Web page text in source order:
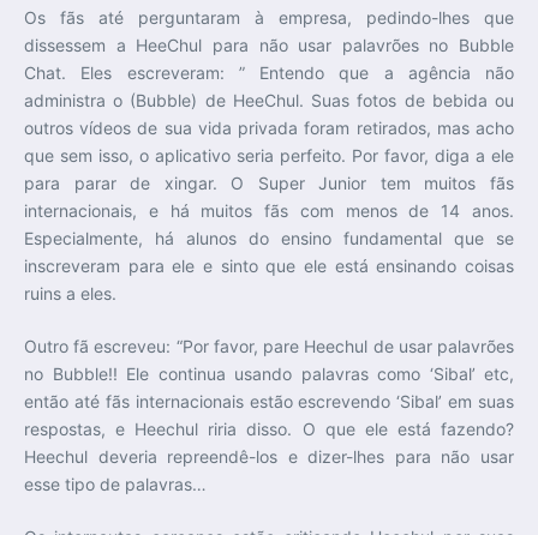
Os fãs até perguntaram à empresa, pedindo-lhes que
dissessem a HeeChul para não usar palavrões no Bubble
Chat. Eles escreveram: ” Entendo que a agência não
administra o (Bubble) de HeeChul. Suas fotos de bebida ou
outros vídeos de sua vida privada foram retirados, mas acho
que sem isso, o aplicativo seria perfeito. Por favor, diga a ele
para parar de xingar. O Super Junior tem muitos fãs
internacionais, e há muitos fãs com menos de 14 anos.
Especialmente, há alunos do ensino fundamental que se
inscreveram para ele e sinto que ele está ensinando coisas
ruins a eles.
Outro fã escreveu: “Por favor, pare Heechul de usar palavrões
no Bubble!! Ele continua usando palavras como ‘Sibal’ etc,
então até fãs internacionais estão escrevendo ‘Sibal’ em suas
respostas, e Heechul riria disso. O que ele está fazendo?
Heechul deveria repreendê-los e dizer-lhes para não usar
esse tipo de palavras…